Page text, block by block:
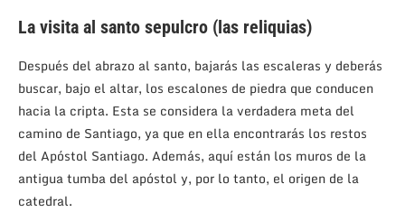
La visita al santo sepulcro (las reliquias)
Después del abrazo al santo, bajarás las escaleras y deberás
buscar, bajo el altar, los escalones de piedra que conducen
hacia la cripta. Esta se considera la verdadera meta del
camino de Santiago, ya que en ella encontrarás los restos
del Apóstol Santiago. Además, aquí están los muros de la
antigua tumba del apóstol y, por lo tanto, el origen de la
catedral.